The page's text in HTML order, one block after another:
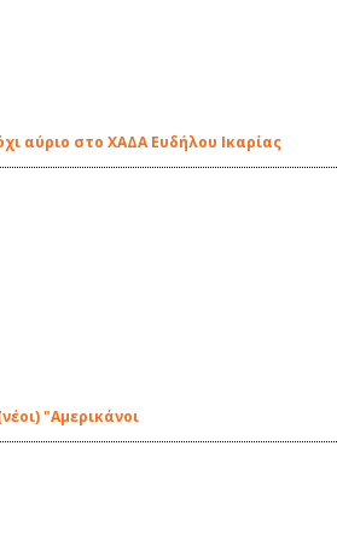
αύριο στο ΧΑΔΑ Ευδήλου Ικαρίας
"Αμερικάνοι